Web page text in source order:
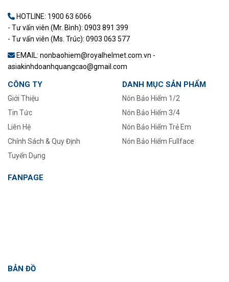
HOTLINE: 1900 63 6066
- Tư vấn viên (Mr. Bình): 0903 891 399
- Tư vấn viên (Ms. Trúc): 0903 063 577
EMAIL: nonbaohiem@royalhelmet.com.vn -
asiakinhdoanhquangcao@gmail.com
CÔNG TY
Giới Thiệu
Tin Tức
–
Liên Hệ
Chính Sách & Quy Định
Tuyển Dụng
DANH MỤC SẢN PHẨM
Nón Bảo Hiểm 1/2
Nón Bảo Hiểm 3/4
Nón Bảo Hiểm Trẻ Em
Nón Bảo Hiểm Fullface
FANPAGE
BẢN ĐỒ